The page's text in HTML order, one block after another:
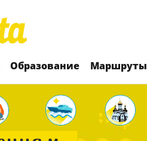
Образование Маршруты